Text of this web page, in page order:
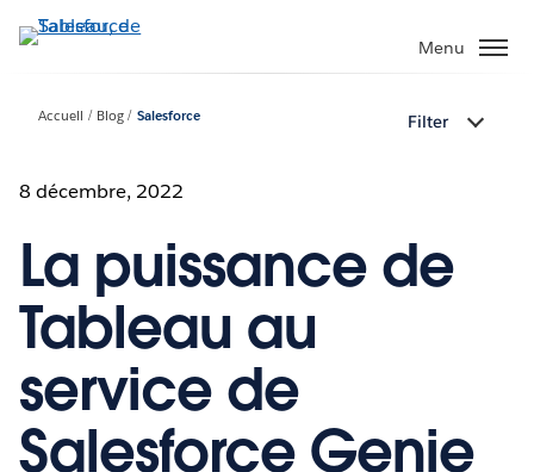
Aller
au
Menu
Accueil Blog Salesforce Filter
8 décembre, 2022
La puissance de
Tableau au
service de
Salesforce Genie